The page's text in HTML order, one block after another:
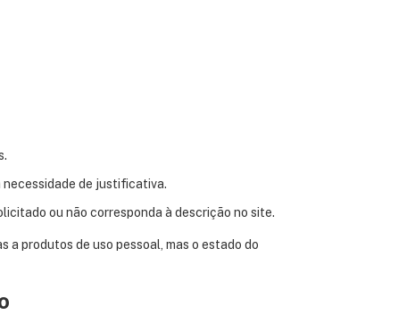
necessidade de justificativa.
ou não corresponda à descrição no site.
produtos de uso pessoal, mas o estado do